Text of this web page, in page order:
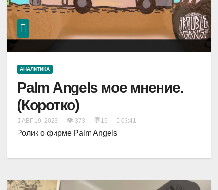
АНАЛИТИКА
Palm Angels мое мнение.
(Коротко)
АВГ 19, 2023 👁 373 💬15 03:41
Ролик о фирме Palm Angels